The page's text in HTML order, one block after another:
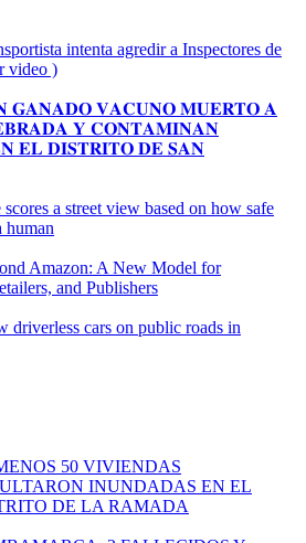
intenta agredir a Inspectores de
video )
𝐆𝐀𝐍𝐀𝐃𝐎 𝐕𝐀𝐂𝐔𝐍𝐎 𝐌𝐔𝐄𝐑𝐓𝐎 𝐀
𝐘 𝐂𝐎𝐍𝐓𝐀𝐌𝐈𝐍𝐀𝐍
𝐄𝐋 𝐃𝐈𝐒𝐓𝐑𝐈𝐓𝐎 𝐃𝐄 𝐒𝐀𝐍
scores a street view based on how safe
human
Amazon: A New Model for
and Publishers
driverless cars on public roads in
50 VIVIENDAS
INUNDADAS EN EL
DE LA RAMADA